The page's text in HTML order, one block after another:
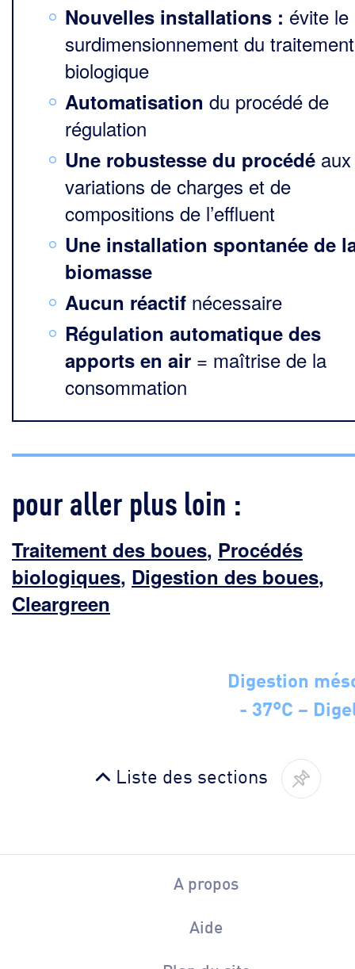
Nouvelles installations : évite le
surdimensionnement du traitement
biologique
Automatisation du procédé de
régulation
Une robustesse du procédé aux
variations de charges et de
compositions de l’effluent
Une installation spontanée de
biomasse
Aucun réactif nécessaire
Régulation automatique des
apports en air = maîtrise de la
consommation
pour aller plus loin :
Traitement des boues, Procédés
biologiques, Digestion des boues,
Cleargreen
Digestion
- 37°C –
Liste des sections
A propos
Aide